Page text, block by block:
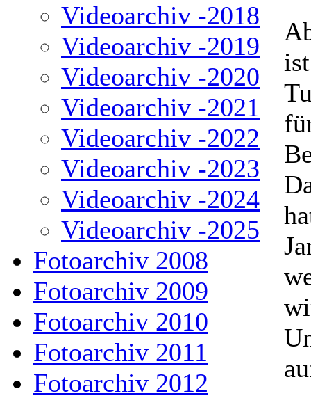
Videoarchiv -2018
Videoarchiv -2019
Videoarchiv -2020
Videoarchiv -2021
Videoarchiv -2022
Videoarchiv -2023
Videoarchiv -2024
Videoarchiv -2025
Fotoarchiv 2008
Fotoarchiv 2009
Fotoarchiv 2010
Fotoarchiv 2011
Fotoarchiv 2012